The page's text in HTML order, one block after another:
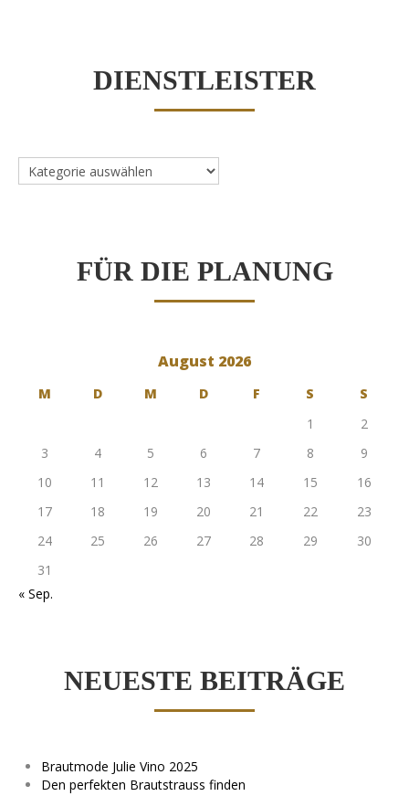
DIENSTLEISTER
Dienstleister
FÜR DIE PLANUNG
August 2026
M D M D F S
S
1
2
3
4 5 6 7 8
9
10
11 12 13 14 15
16
17
18 19 20 21 22
23
24
25 26 27 28 29
30
31
« Sep.
NEUESTE BEITRÄGE
Brautmode Julie Vino 2025
Den perfekten Brautstrauss finden